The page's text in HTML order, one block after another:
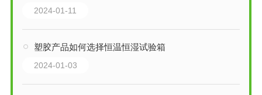
2024-01-11
塑胶产品如何选择恒温恒湿试验箱
2024-01-03